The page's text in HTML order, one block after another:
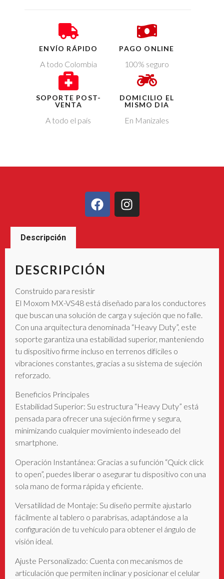
ENVÍO RÁPIDO
A todo Colombia
SOPORTE POST-
VENTA
A todo el país
PAGO ONLINE
100% seguro
DOMICILIO EL
MISMO DIA
En Manizales
Descripción
DESCRIPCIÓN
Construido para resistir
El Moxom MX-VS48 está diseñado para los conductores
que buscan una solución de carga y sujeción que no falle.
Con una arquitectura denominada “Heavy Duty”, este
soporte garantiza una estabilidad superior, manteniendo
tu dispositivo firme incluso en terrenos difíciles o
vibraciones constantes, gracias a su sistema de sujeción
reforzado.
Beneficios Principales
Estabilidad Superior: Su estructura “Heavy Duty” está
pensada para ofrecer una sujeción firme y segura,
minimizando cualquier movimiento indeseado del
smartphone.
Operación Instantánea: Gracias a su función “Quick click
to open”, puedes liberar o asegurar tu dispositivo con una
sola mano de forma rápida y eficiente.
Versatilidad de Montaje: Su diseño permite ajustarlo
fácilmente al tablero o parabrisas, adaptándose a la
configuración de tu vehículo para obtener el ángulo de
visión ideal.
Ajuste Personalizado: Cuenta con mecanismos de
articulación que permiten inclinar y posicionar el celular